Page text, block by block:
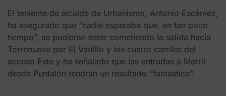
El teniente de alcalde de Urbanismo, Antonio Escámez,
ha asegurado que “nadie esperaba que, en tan poco
tiempo”, se pudieran estar cometiendo la salida hacia
Torrenueva por El Vadillo y los cuatro carriles del
acceso Este y ha señalado que las entradas a Motril
desde Puntalón tendrán un resultado “fantástico”.